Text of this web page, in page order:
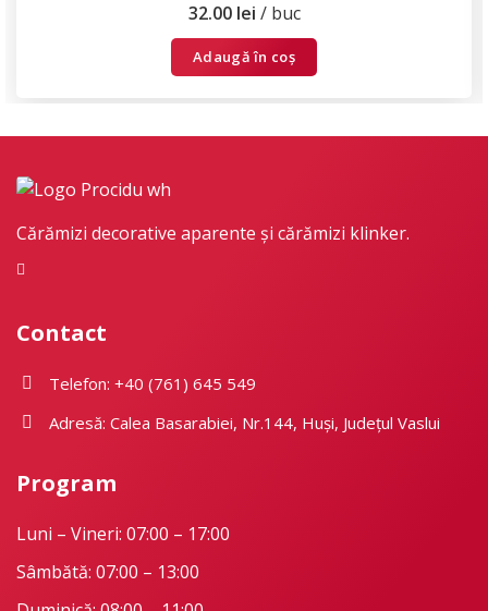
32.00 lei buc
Adaugă în coș
Cărămizi decorative aparente și cărămizi klinker.
Contact
Telefon: +40 (761) 645 549
Adresă: Calea Basarabiei, Nr.144, Huși, Județul Vaslui
Program
Luni – Vineri: 07:00 – 17:00
Sâmbătă: 07:00 – 13:00